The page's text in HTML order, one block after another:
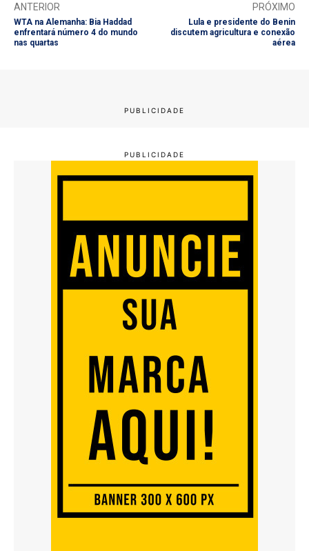
ANTERIOR
WTA na Alemanha: Bia Haddad
enfrentará número 4 do mundo
nas quartas
PRÓXIMO
Lula e presidente do Benin
discutem agricultura e conexão
aérea